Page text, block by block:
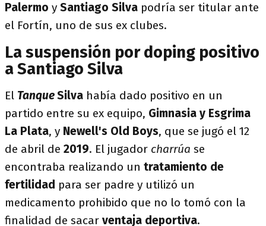
Palermo y Santiago Silva podría ser titular ante
el Fortín, uno de sus ex clubes.
La suspensión por doping positivo
a Santiago Silva
El TanqueSilva había dado positivo en un
partido entre su ex equipo, Gimnasia y Esgrima
La Plata, y Newell's Old Boys, que se jugó el 12
de abril de 2019. El jugador charrúa se
encontraba realizando un tratamiento de
fertilidad para ser padre y utilizó un
medicamento prohibido que no lo tomó con la
finalidad de sacar ventaja deportiva.